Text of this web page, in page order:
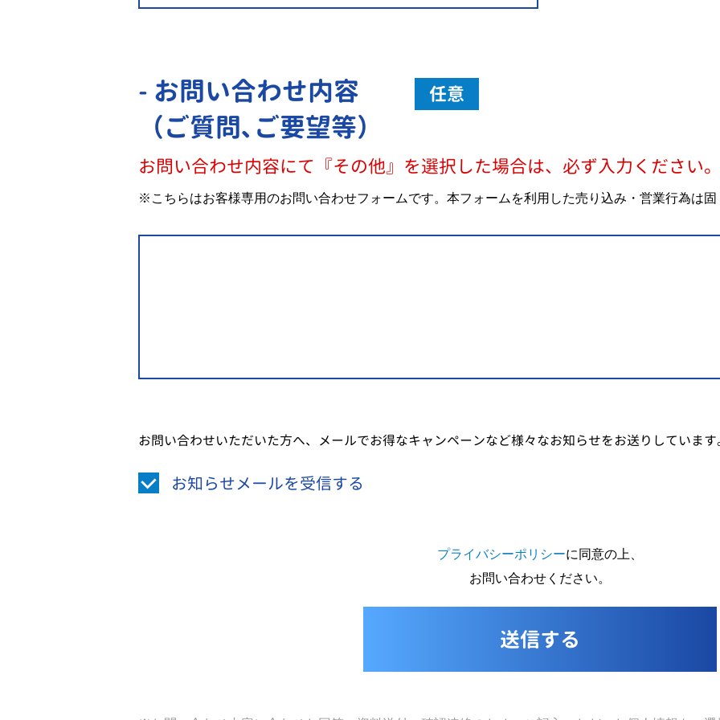
- お問い合わせ内容
（ご質問､ご要望等）
任意
お問い合わせ内容にて『その他』を選択した場合は、必ず入力ください
※こちらはお客様専用のお問い合わせフォームです。本フォームを利用した売り込み・営業行為は
お問い合わせいただいた方へ、メールでお得なキャンペーンなど様々なお知らせをお送りしています
お知らせメールを受信する
プライバシーポリシーに同意の上、
お問い合わせください。